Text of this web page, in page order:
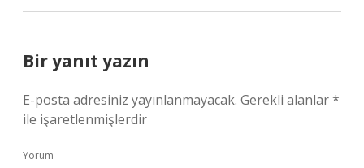
Bir yanıt yazın
E-posta adresiniz yayınlanmayacak. Gerekli alanlar*
ile işaretlenmişlerdir
Yorum